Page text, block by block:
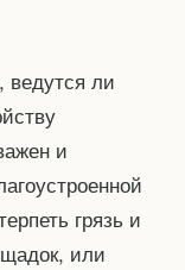
ведутся ли
и
грязь и
или